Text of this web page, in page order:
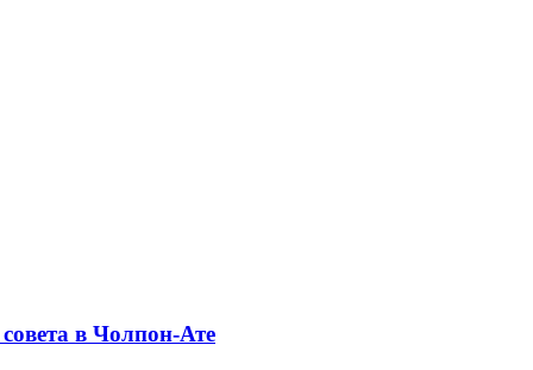
в Чолпон-Ате